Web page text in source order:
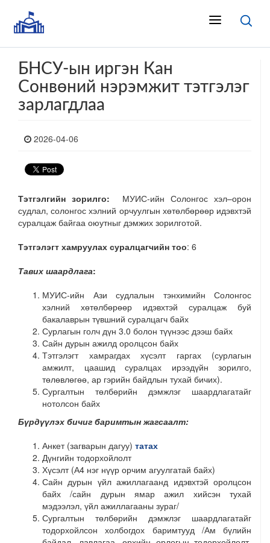
БНСУ-ын иргэн Кан
Сонвөний нэрэмжит тэтгэлэг
зарлагдлаа
2026-04-06
Тэтгэлгийн зорилго:
МУИС-ийн Солонгос хэл–орон
судлал, солонгос хэлний орчуулгын хөтөлбөрөөр идэвхтэй
суралцаж байгаа оюутныг дэмжих зорилготой.
Тэтгэлэгт хамруулах суралцагчийн тоо: 6
Тавих шаардлага:
МУИС-ийн Ази судлалын тэнхимийн Солонгос
хэлний хөтөлбөрөөр идэвхтэй суралцаж буй
бакалаврын түвшний суралцагч байх
Сурлагын голч дүн 3.0 болон түүнээс дээш байх
Сайн дурын ажилд оролцсон байх
Тэтгэлэгт хамрагдах хүсэлт гаргах (сурлагын
амжилт, цаашид суралцах ирээдүйн зорилго,
төлөвлөгөө, ар гэрийн байдлын тухай бичих).
Сургалтын төлбөрийн дэмжлэг шаардлагатайг
нотолсон байх
Бүрдүүлэх бичиг баримтын жагсаалт:
Анкет (загварын дагуу) татах
Дүнгийн тодорхойлолт
Хүсэлт (А4 нэг нүүр орчим агуулгатай байх)
Сайн дурын үйл ажиллагаанд идэвхтэй оролцсон
байх /сайн дурын ямар ажил хийсэн тухай
мэдээлэл, үйл ажиллагааны зураг/
Сургалтын төлбөрийн дэмжлэг шаардлагатайг
тодорхойлсон холбогдох баримтууд /Ам бүлийн